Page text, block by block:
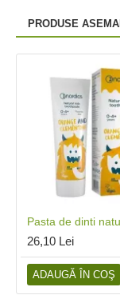
PRODUSE
26,10 Lei
ADAUGĂ ÎN COŞ